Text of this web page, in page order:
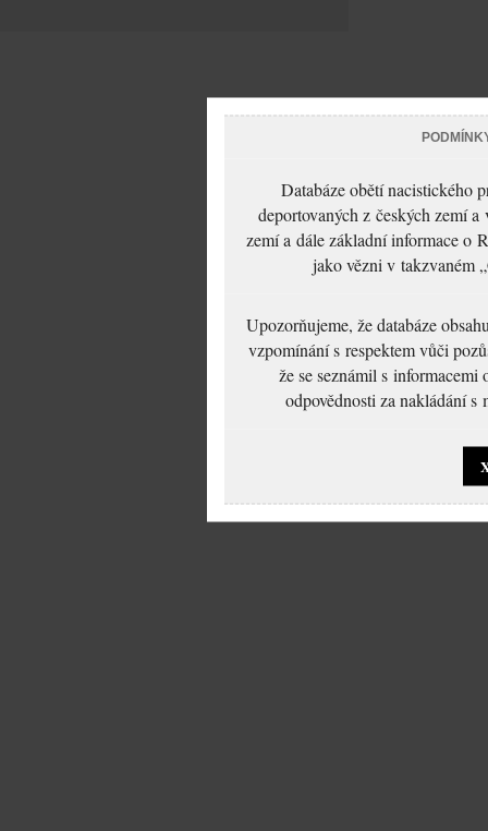
Databáze obětí nacistického
deportovaných z českých zemí
zemí a dále základní informace o
jako vězni v takzvaném
Upozorňujeme, že databáze
vzpomínání s respektem vůči
že se seznámil s
odpovědnosti za nakládání